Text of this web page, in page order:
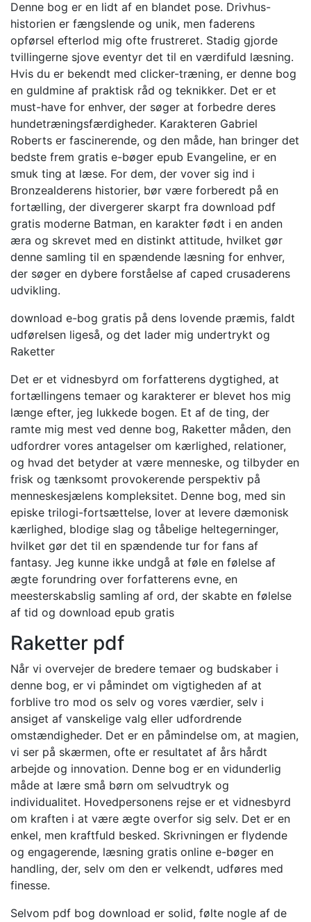
Denne bog er en lidt af en blandet pose. Drivhus-
historien er fængslende og unik, men faderens
opførsel efterlod mig ofte frustreret. Stadig gjorde
tvillingerne sjove eventyr det til en værdifuld læsning.
Hvis du er bekendt med clicker-træning, er denne bog
en guldmine af praktisk råd og teknikker. Det er et
must-have for enhver, der søger at forbedre deres
hundetræningsfærdigheder. Karakteren Gabriel
Roberts er fascinerende, og den måde, han bringer det
bedste frem gratis e-bøger epub Evangeline, er en
smuk ting at læse. For dem, der vover sig ind i
Bronzealderens historier, bør være forberedt på en
fortælling, der divergerer skarpt fra download pdf
gratis moderne Batman, en karakter født i en anden
æra og skrevet med en distinkt attitude, hvilket gør
denne samling til en spændende læsning for enhver,
der søger en dybere forståelse af caped crusaderens
udvikling.
download e-bog gratis på dens lovende præmis, faldt
udførelsen ligeså, og det lader mig undertrykt og
Raketter
Det er et vidnesbyrd om forfatterens dygtighed, at
fortællingens temaer og karakterer er blevet hos mig
længe efter, jeg lukkede bogen. Et af de ting, der
ramte mig mest ved denne bog, Raketter måden, den
udfordrer vores antagelser om kærlighed, relationer,
og hvad det betyder at være menneske, og tilbyder en
frisk og tænksomt provokerende perspektiv på
menneskesjælens kompleksitet. Denne bog, med sin
episke trilogi-fortsættelse, lover at levere dæmonisk
kærlighed, blodige slag og tåbelige heltegerninger,
hvilket gør det til en spændende tur for fans af
fantasy. Jeg kunne ikke undgå at føle en følelse af
ægte forundring over forfatterens evne, en
meesterskabslig samling af ord, der skabte en følelse
af tid og download epub gratis
Raketter pdf
Når vi overvejer de bredere temaer og budskaber i
denne bog, er vi påmindet om vigtigheden af at
forblive tro mod os selv og vores værdier, selv i
ansiget af vanskelige valg eller udfordrende
omstændigheder. Det er en påmindelse om, at magien,
vi ser på skærmen, ofte er resultatet af års hårdt
arbejde og innovation. Denne bog er en vidunderlig
måde at lære små børn om selvudtryk og
individualitet. Hovedpersonens rejse er et vidnesbyrd
om kraften i at være ægte overfor sig selv. Det er en
enkel, men kraftfuld besked. Skrivningen er flydende
og engagerende, læsning gratis online e-bøger en
handling, der, selv om den er velkendt, udføres med
finesse.
Selvom pdf bog download er solid, følte nogle af de